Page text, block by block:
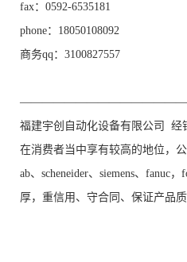
fax：0592-6535181
phone：18050108092
商务qq：3100827557
福建宇创自动化设备有限公司 经
在消费者当中享有较高的地位，
ab、scheneider、siemens、
厚，重信用、守合同、保证产品